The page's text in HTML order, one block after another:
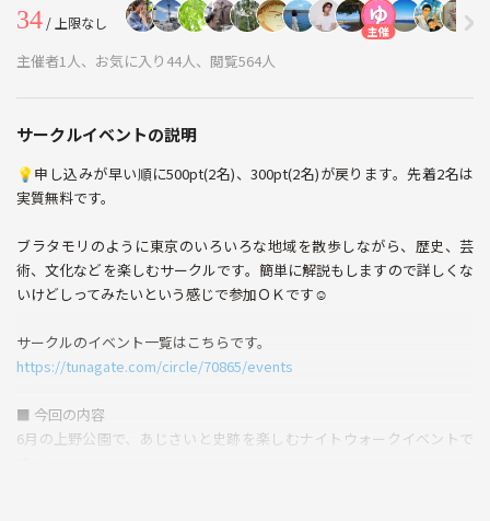
34 / 上限なし 主催
主催者1人、お気に入り44人、閲覧564人
サークルイベントの説明
💡申し込みが早い順に500pt(2名)、300pt(2名)が戻ります。先着2名は
実質無料です。
ブラタモリのように東京のいろいろな地域を散歩しながら、歴史、芸
術、文化などを楽しむサークルです。簡単に解説もしますので詳しくな
いけどしってみたいという感じで参加ＯＫです☺
サークルのイベント一覧はこちらです。
https://tunagate.com/circle/70865/events
■ 今回の内容
6月の上野公園で、あじさいと史跡を楽しむナイトウォークイベントで